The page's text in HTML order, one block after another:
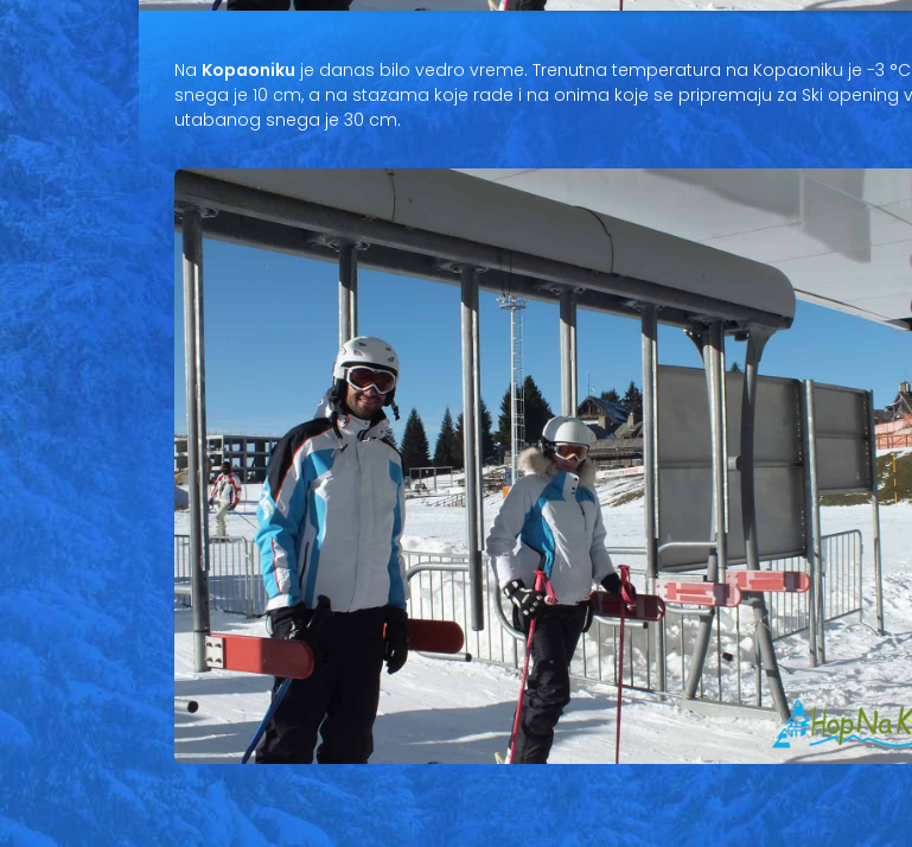
Na Kopaoniku je danas bilo vedro vreme. Trenutna temperatura na Kopaoniku je -3
snega je 10 cm, a na stazama koje rade i na onima koje se pripremaju za Ski opening
utabanog snega je 30 cm.